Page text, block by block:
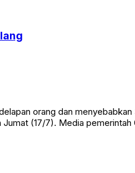
orang dan
(17/7). Media